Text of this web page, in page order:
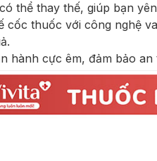
thể thay thế, giúp bạn
cốc thuốc với công nghệ
hành cực êm, đảm bảo